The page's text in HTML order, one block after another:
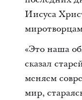
Иисуса
«Это наша
сказал
меняем
мир,